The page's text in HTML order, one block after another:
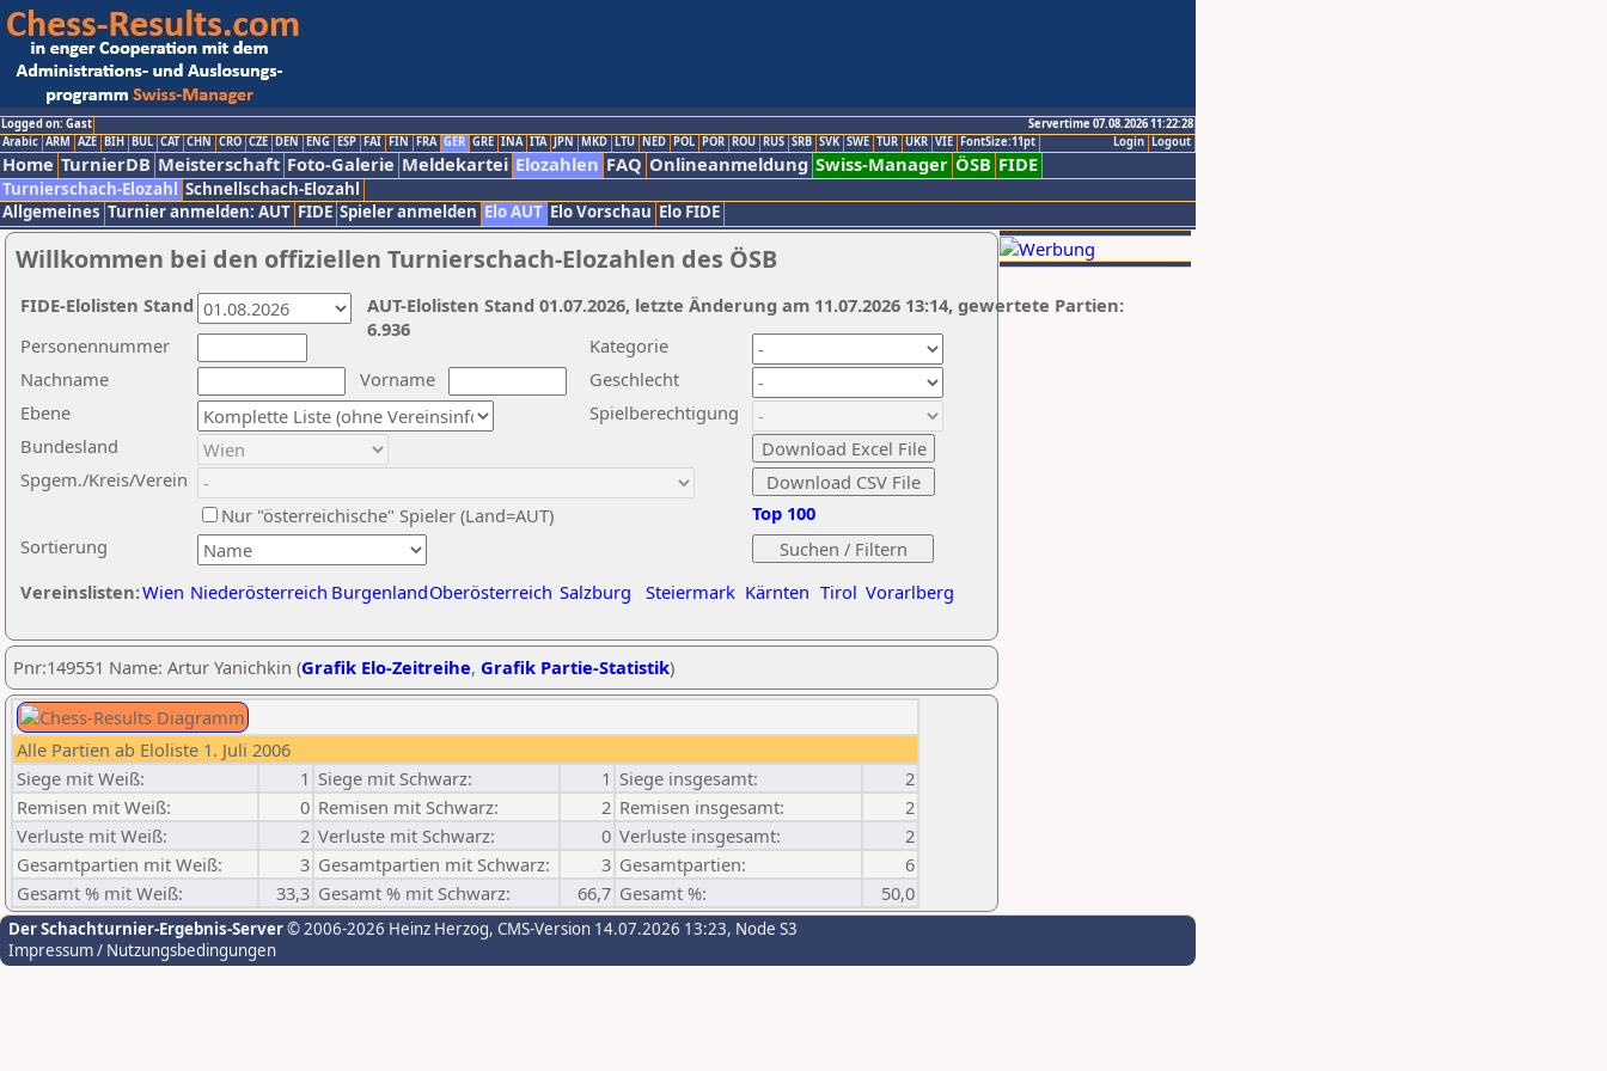
Logged on: Gast
Servertime 07.08.2026 11:22:28
Logout
Login
Arabic ARM AZE BIH BUL CAT CHN CRO CZE DEN ENG ESP FAI FIN FRA GER GRE INA ITA JPN MKD LTU NED POL POR ROU RUS SRB SVK SWE TUR UKR VIE FontSize:11pt
Home TurnierDB Meisterschaft Foto-Galerie Meldekartei Elozahlen FAQ Onlineanmeldung Swiss-Manager ÖSB FIDE
Turnierschach-Elozahl Schnellschach-Elozahl
Allgemeines Turnier anmelden: AUT FIDE Spieler anmelden Elo AUT Elo Vorschau Elo FIDE
Willkommen bei den offiziellen Turnierschach-Elozahlen des ÖSB
Nachname
Vorname
Ebene
Kategorie
Sortierung
Personennummer
Bundesland
Spgem./Kreis/Verein
Geschlecht
Nur "österreichische" Spieler (Land=AUT)
Spielberechtigung
Vereinslisten:Wien Niederösterreich BurgenlandOberösterreich Salzburg Steiermark Kärnten Tirol Vorarlberg
Top 100
AUT-Elolisten Stand 01.07.2026, letzte Änderung am 11.07.2026 13:14, gewertete Partien:
6.936
FIDE-Elolisten Stand
Pnr:149551 Name: Artur Yanichkin (Grafik Elo-Zeitreihe, Grafik Partie-Statistik)
Alle Partien ab Eloliste 1. Juli 2006
Siege mit Weiß:
1 Siege mit Schwarz: 1 Siege insgesamt:
2
Remisen mit Weiß:
0 Remisen mit Schwarz: 2 Remisen insgesamt:
2
Verluste mit Weiß:
2 Verluste mit Schwarz: 0 Verluste insgesamt:
2
Gesamtpartien mit Weiß:
3 Gesamtpartien mit Schwarz: 3 Gesamtpartien:
6
Gesamt % mit Weiß:
33,3 Gesamt % mit Schwarz: 66,7 Gesamt %: 50,0
Der Schachturnier-Ergebnis-Server© 2006-2026 Heinz Herzog, CMS-Version 14.07.2026 13:23, Node S3
Impressum / Nutzungsbedingungen